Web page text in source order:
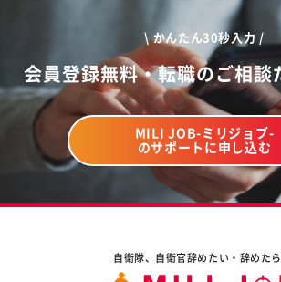
\ かんたん30秒入力 /
会員登録無料・転職のご相談
MILI JOB-ミリジョブ-
のサポートに申し込む
自衛隊、自衛官辞めたい・辞めたら